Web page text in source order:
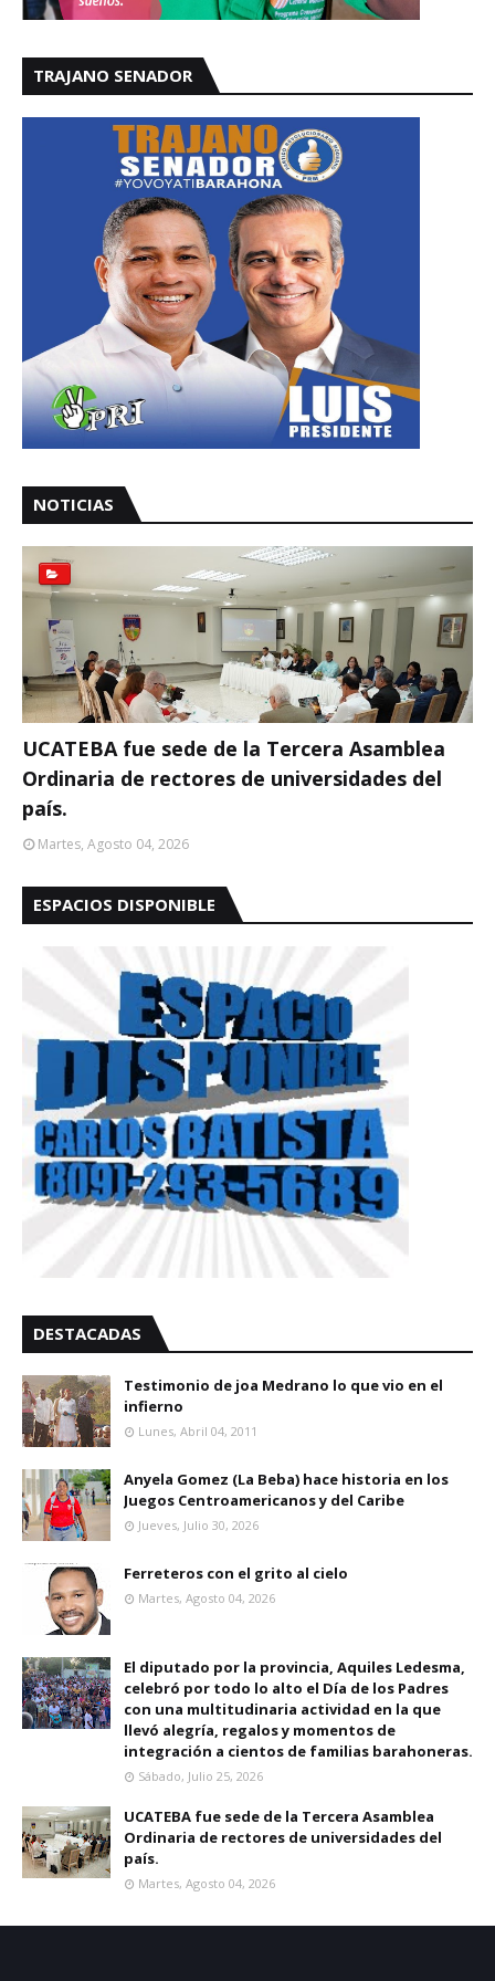
TRAJANO SENADOR
NOTICIAS
UCATEBA fue sede de la Tercera Asamblea
Ordinaria de rectores de universidades del
país.
Martes, Agosto 04, 2026
ESPACIOS DISPONIBLE
DESTACADAS
Testimonio de joa Medrano lo que vio en el
infierno
Lunes, Abril 04, 2011
Anyela Gomez (La Beba) hace historia en los
Juegos Centroamericanos y del Caribe
Jueves, Julio 30, 2026
Ferreteros con el grito al cielo
Martes, Agosto 04, 2026
El diputado por la provincia, Aquiles Ledesma,
celebró por todo lo alto el Día de los Padres
con una multitudinaria actividad en la que
llevó alegría, regalos y momentos de
integración a cientos de familias barahoneras.
Sábado, Julio 25, 2026
UCATEBA fue sede de la Tercera Asamblea
Ordinaria de rectores de universidades del
país.
Martes, Agosto 04, 2026